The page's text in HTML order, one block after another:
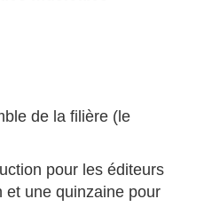
de la filière (le
pour les éditeurs
et une quinzaine pour